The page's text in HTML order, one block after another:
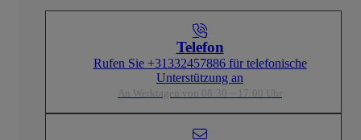
Telefon
Rufen Sie +31332457886 für telefonische
Unterstützung an
An Werktagen von 08:30 – 17:00 Uhr